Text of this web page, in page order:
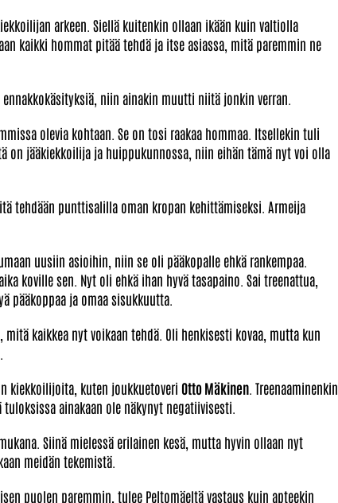
arkeen. Siellä kuitenkin ollaan ikään kuin valtiolla
kaikki hommat pitää tehdä ja itse asiassa, mitä paremmin ne
niin ainakin muutti niitä jonkin verran.
olevia kohtaan. Se on tosi raakaa hommaa. Itsellekin tuli
on jääkiekkoilija ja huippukunnossa, niin eihän tämä nyt voi olla
tehdään punttisalilla oman kropan kehittämiseksi. Armeija
uusiin asioihin, niin se oli pääkopalle ehkä rankempaa.
koville sen. Nyt oli ehkä ihan hyvä tasapaino. Sai treenattua,
pääkoppaa ja omaa sisukkuutta.
kaikkea nyt voikaan tehdä. Oli henkisesti kovaa, mutta kun
kiekkoilijoita, kuten joukkuetoveri Otto Mäkinen . Treenaaminenkin
ainakaan ole näkynyt negatiivisesti.
Siinä mielessä erilainen kesä, mutta hyvin ollaan nyt
meidän tekemistä.
puolen paremmin, tulee Peltomäeltä vastaus kuin apteekin